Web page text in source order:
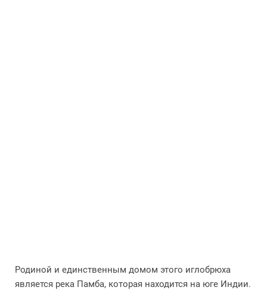
Родиной и единственным домом этого иглобрюха
является река Памба, которая находится на юге Индии.